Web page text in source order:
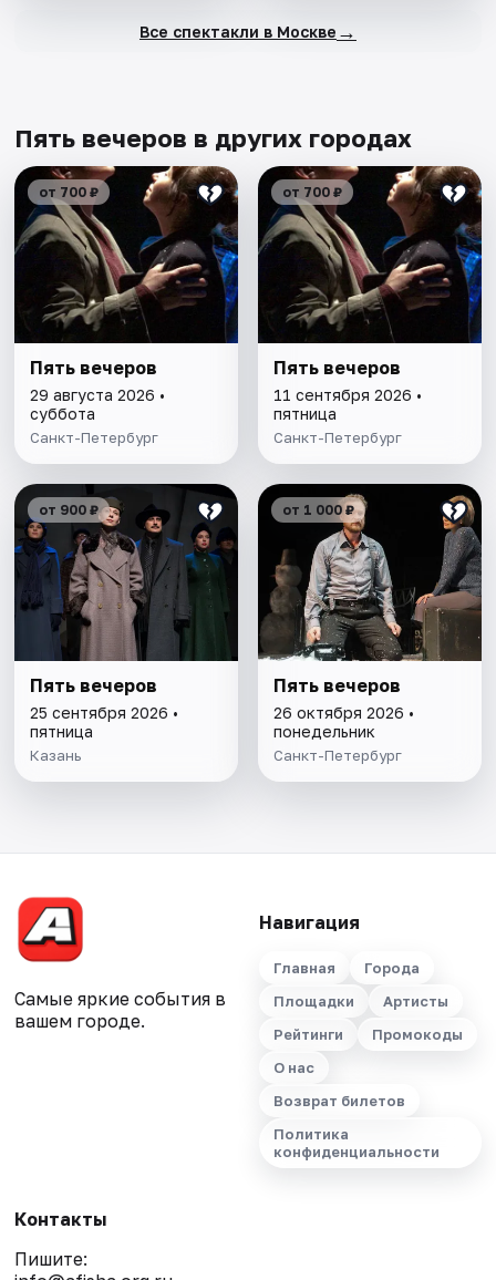
Все спектакли в Москве →
Пять вечеров в других городах
от 700 ₽
Пять вечеров
29 августа 2026 •
суббота
Санкт-Петербург
от 700 ₽
Пять вечеров
11 сентября 2026 •
пятница
Санкт-Петербург
от 900 ₽
Пять вечеров
25 сентября 2026 •
пятница
Казань
от 1 000 ₽
Пять вечеров
26 октября 2026 •
понедельник
Санкт-Петербург
Самые яркие события в
вашем городе.
Навигация
Главная
Города
Площадки
Артисты
Рейтинги
Промокоды
О нас
Возврат билетов
Политика
конфиденциальности
Контакты
Пишите: